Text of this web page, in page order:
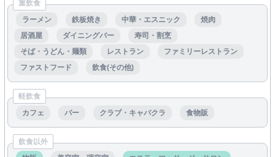
重飲食
ラーメン
鉄板焼き 中華・エスニック
焼肉
居酒屋
ダイニングバー
寿司・割烹
そば・うどん・麺類
レストラン
ファミリーレストラン
ファストフード
飲食(その他)
軽飲食
カフェ
バー クラブ・キャバクラ 食物販
飲食以外